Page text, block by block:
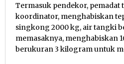
Termasuk pendekor, pemadat
koordinator, menghabiskan
singkong 2000 kg, air tangki
memasaknya, menghabiskan
berukuran 3 kilogram untuk